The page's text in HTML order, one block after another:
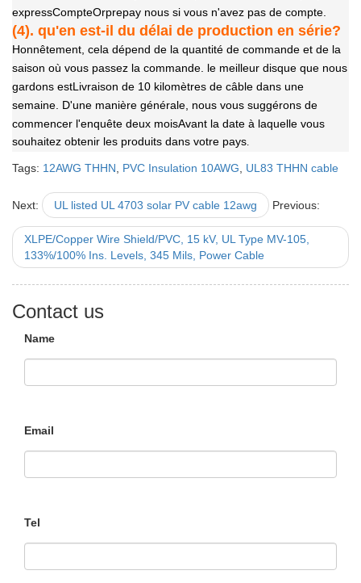
expressCompteOrprepay nous si vous n'avez pas de compte.
(4). qu'en est-il du délai de production en série?
Honnêtement, cela dépend de la quantité de commande et de la
saison où vous passez la commande. le meilleur disque que nous
gardons estLivraison de 10 kilomètres de câble dans une
semaine. D'une manière générale, nous vous suggérons de
commencer l'enquête deux moisAvant la date à laquelle vous
souhaitez obtenir les produits dans votre pays.
Tags: 12AWG THHN PVC Insulation 10AWG UL83 THHN cable
Next: UL listed UL 4703 solar PV cable 12awg Previous:
XLPE/Copper Wire Shield/PVC, 15 kV, UL Type MV-105,
133%/100% Ins. Levels, 345 Mils, Power Cable
Contact us
Name
Email
Tel